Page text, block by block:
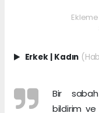
Erkek Kadın
Bir
bildirim ve